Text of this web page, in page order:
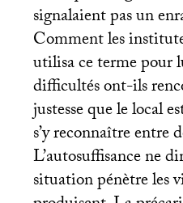
signalaient pas un
Comment les
utilisa ce terme pour
difficultés ont-ils
justesse que le local
s’y reconnaître entre
L’autosuffisance ne
situation pénètre les